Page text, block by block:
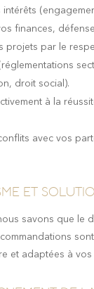
intérêts
finances,
projets par le
droit social).
à la
avec vos
ET
savons que le
et adaptées à vos